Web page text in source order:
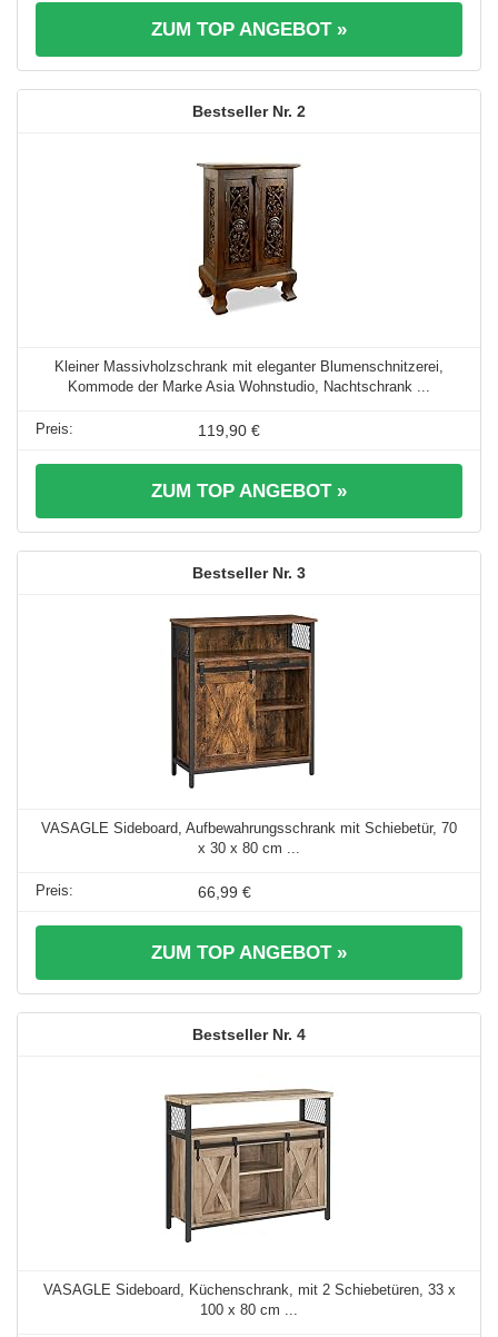
ZUM TOP ANGEBOT »
2
Kleiner Massivholzschrank mit eleganter Blumenschnitzerei,
Kommode der Marke Asia Wohnstudio, Nachtschrank ...
119,90 €
ZUM TOP ANGEBOT »
3
VASAGLE Sideboard, Aufbewahrungsschrank mit Schiebetür, 70
x 30 x 80 cm ...
66,99 €
ZUM TOP ANGEBOT »
4
VASAGLE Sideboard, Küchenschrank, mit 2 Schiebetüren, 33 x
100 x 80 cm ...